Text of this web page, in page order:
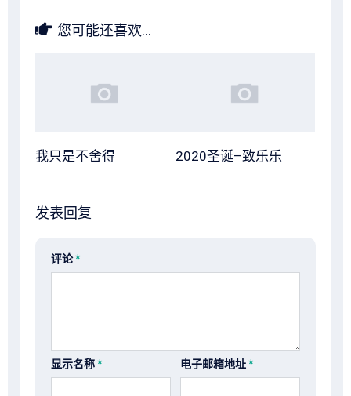
您可能还喜欢...
我只是不舍得 2020圣诞–致乐乐
发表回复
评论*
显示名称* 电子邮箱地址*